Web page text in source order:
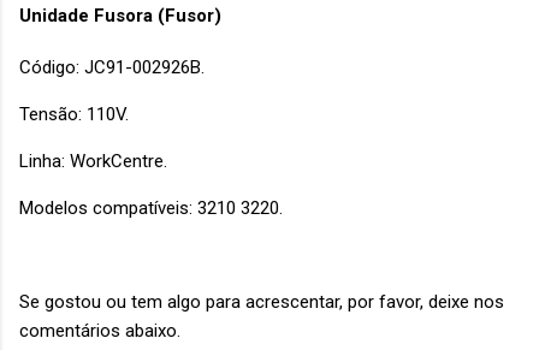
Unidade Fusora (Fusor)
Código: JC91-002926B.
Tensão: 110V.
Linha: WorkCentre.
Modelos compatíveis: 3210 3220.
Se gostou ou tem algo para acrescentar, por favor, deixe nos
comentários abaixo.